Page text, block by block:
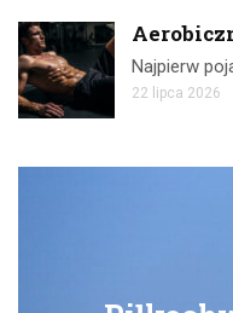
Najpierw
22 lipca 2026